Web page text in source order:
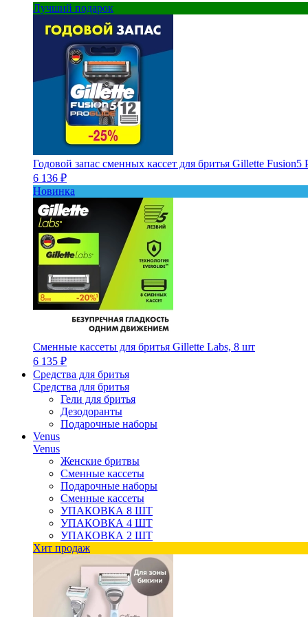
Лучший подарок
Годовой запас сменных кассет для бритья Gillette
6 136 ₽
Новинка
Сменные кассеты для бритья Gillette Labs, 8 шт
6 135 ₽
Средства для бритья
Средства для бритья
Гели для бритья
Дезодоранты
Подарочные наборы
Venus
Venus
Женские бритвы
Сменные кассеты
Подарочные наборы
Сменные кассеты
УПАКОВКА 8 ШТ
УПАКОВКА 4 ШТ
УПАКОВКА 2 ШТ
Хит продаж